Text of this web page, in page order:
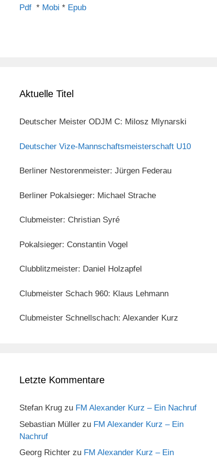
Pdf * Mobi * Epub
Aktuelle Titel
Deutscher Meister ODJM C: Milosz Mlynarski
Deutscher Vize-Mannschaftsmeisterschaft U10
Berliner Nestorenmeister: Jürgen Federau
Berliner Pokalsieger: Michael Strache
Clubmeister: Christian Syré
Pokalsieger: Constantin Vogel
Clubblitzmeister: Daniel Holzapfel
Clubmeister Schach 960: Klaus Lehmann
Clubmeister Schnellschach: Alexander Kurz
Letzte Kommentare
Stefan Krug zu FM Alexander Kurz – Ein Nachruf
Sebastian Müller zu FM Alexander Kurz – Ein
Nachruf
Georg Richter zu FM Alexander Kurz – Ein